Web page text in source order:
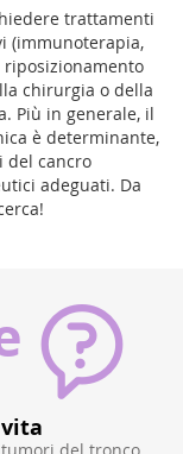
trattamenti
(immunoterapia,
chirurgia o della
Più in generale, il
è determinante,
del cancro
adeguati. Da